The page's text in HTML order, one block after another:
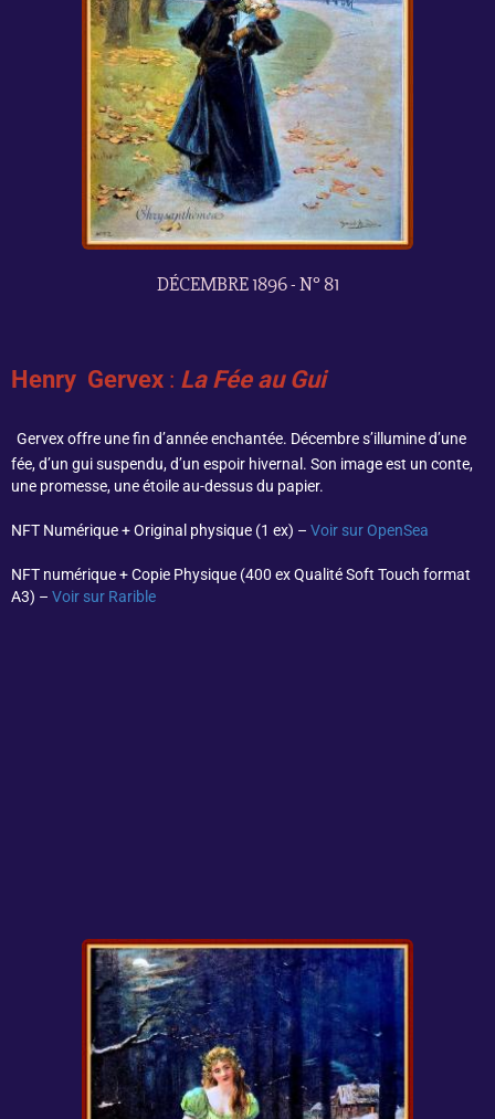
DÉCEMBRE 1896 - N° 81
Henry Gervex : La Fée au Gui
Gervex offre une fin d’année enchantée. Décembre s’illumine d’une
fée, d’un gui suspendu, d’un espoir hivernal. Son image est un conte,
une promesse, une étoile au-dessus du papier.
NFT Numérique + Original physique (1 ex) – Voir sur OpenSea
NFT numérique + Copie Physique (400 ex Qualité Soft Touch format
A3) – Voir sur Rarible